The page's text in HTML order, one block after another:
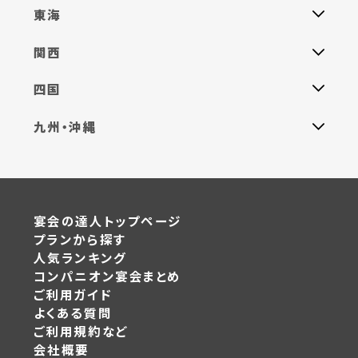
東海
関西
四国
九州・沖縄
宴会の達人トップページ
プランから探す
人気ランキング
コンパニオン宴会まとめ
ご利用ガイド
よくある質問
ご利用規約など
会社概要